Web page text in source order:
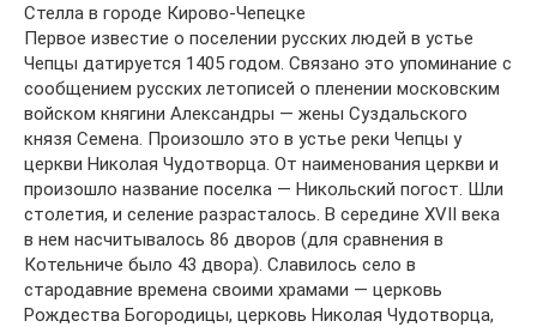
Стелла в городе Кирово-Чепецке
Первое известие о поселении русских людей в устье
Чепцы датируется 1405 годом. Связано это упоминание с
сообщением русских летописей о пленении московским
войском княгини Александры — жены Суздальского
князя Семена. Произошло это в устье реки Чепцы у
церкви Николая Чудотворца. От наименования церкви и
произошло название поселка — Никольский погост. Шли
столетия, и селение разрасталось. В середине XVII века
в нем насчитывалось 86 дворов (для сравнения в
Котельниче было 43 двора). Славилось село в
стародавние времена своими храмами — церковь
Рождества Богородицы, церковь Николая Чудотворца,